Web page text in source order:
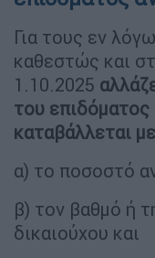
Για τους εν
καθεστώς και
1.10.2025
του επιδόματος
καταβάλλεται
α) το ποσοστό
β) τον βαθμό ή
δικαιούχου και